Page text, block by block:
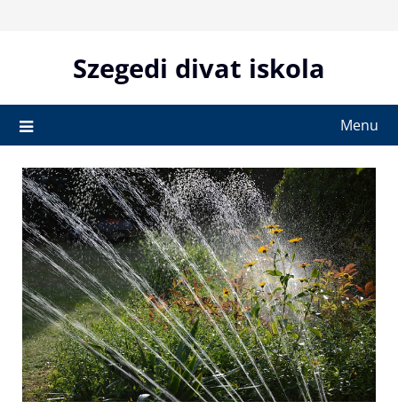
Szegedi divat iskola
Menu